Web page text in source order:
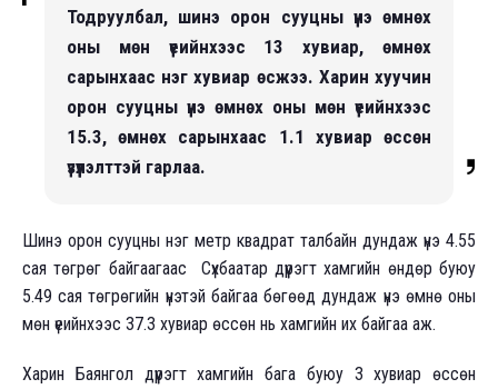
Тодруулбал, шинэ орон сууцны үнэ өмнөх
оны мөн үеийнхээс 13 хувиар, өмнөх
сарынхаас нэг хувиар өсжээ. Харин хуучин
орон сууцны үнэ өмнөх оны мөн үеийнхээс
15.3, өмнөх сарынхаас 1.1 хувиар өссөн
үзүүлэлттэй гарлаа.
Шинэ орон сууцны нэг метр квадрат талбайн дундаж үнэ 4.55
сая төгрөг байгаагаас Сүхбаатар дүүрэгт хамгийн өндөр буюу
5.49 сая төгрөгийн үнэтэй байгаа бөгөөд дундаж үнэ өмнө оны
мөн үеийнхээс 37.3 хувиар өссөн нь хамгийн их байгаа аж.
Харин Баянгол дүүрэгт хамгийн бага буюу 3 хувиар өссөн